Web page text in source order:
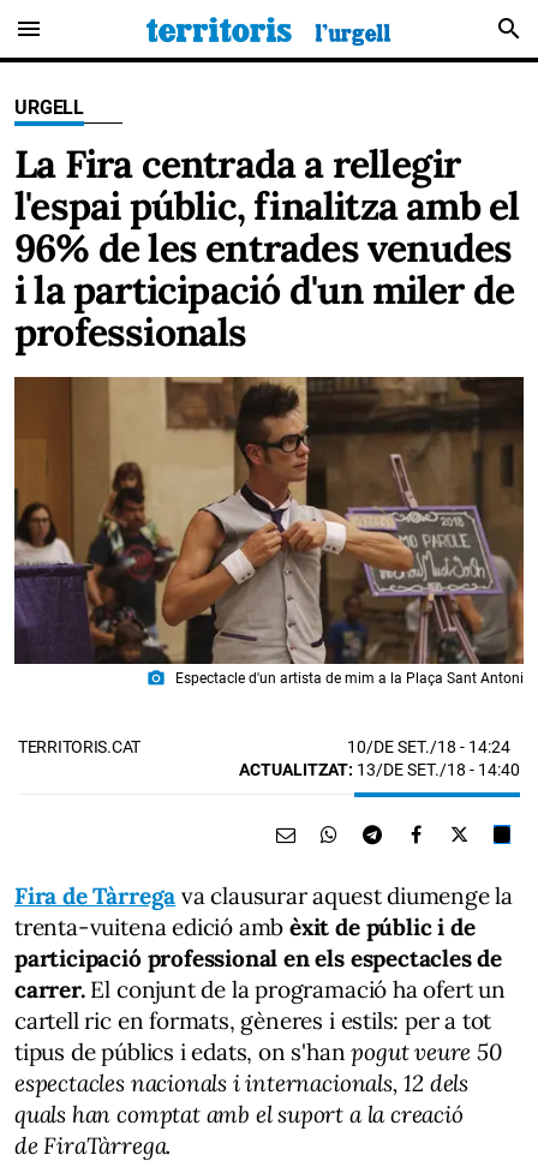
menu search
URGELL
La Fira centrada a rellegir
l'espai públic, finalitza amb el
96% de les entrades venudes
i la participació d'un miler de
professionals
photo_camera Espectacle d'un artista de mim a la Plaça Sant Antoni
TERRITORIS.CAT 10/DE SET./18 - 14:24
ACTUALITZAT: 13/DE SET./18 - 14:40
Fira de Tàrrega va clausurar aquest diumenge la
trenta-vuitena edició ambèxit de públic i de
participació professional en els espectacles de
carrer.El conjunt de la programació ha ofert un
cartell ric en formats, gèneres i estils: per a tot
tipus de públics i edats, on s'hanpogut veure 50
espectacles nacionals i internacionals, 12 dels
quals han comptat amb el suport a la creació
de FiraTàrrega.